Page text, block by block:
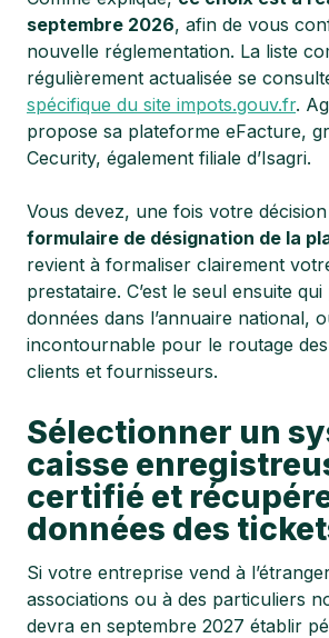
septembre 2026, afin de vous
nouvelle réglementation. La liste
régulièrement actualisée se
spécifique du site impots.gouv.fr.
propose sa plateforme eFacture,
Cecurity, également filiale d’Isagri.
Vous devez, une fois votre
formulaire de désignation de la
revient à formaliser clairement
prestataire. C’est le seul ensuite
données dans l’annuaire national,
incontournable pour le routage
clients et fournisseurs.
Sélectionner un
caisse
certifié et
données des
Si votre entreprise vend à
associations ou à des particuliers
devra en septembre 2027 établir